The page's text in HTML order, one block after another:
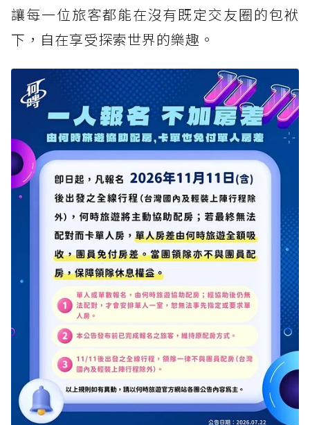
讓每一位旅客都能在沒有既定交友圈的包袱
下，自在享受探索世界的樂趣。